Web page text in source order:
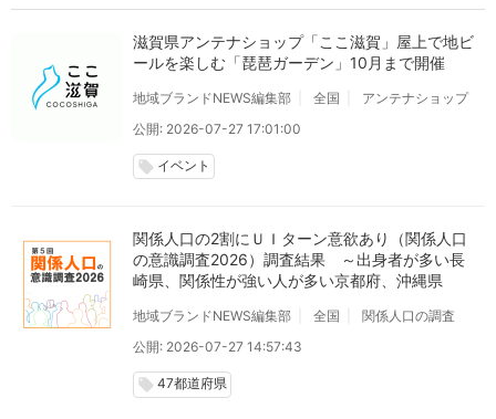
滋賀県アンテナショップ「ここ滋賀」屋上で地ビ
ールを楽しむ「琵琶ガーデン」10月まで開催
地域ブランドNEWS編集部 全国
アンテナショップ
公開: 2026-07-27 17:01:00
local_offer イベント
関係人口の2割にＵＩターン意欲あり（関係人口
の意識調査2026）調査結果 ～出身者が多い長
崎県、関係性が強い人が多い京都府、沖縄県
地域ブランドNEWS編集部 全国
関係人口の調査
公開: 2026-07-27 14:57:43
local_offer 47都道府県